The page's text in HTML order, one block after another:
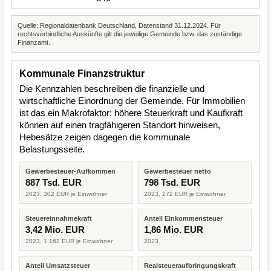
Quelle: Regionaldatenbank Deutschland, Datenstand 31.12.2024. Für
rechtsverbindliche Auskünfte gilt die jeweilige Gemeinde bzw. das zuständige
Finanzamt.
Kommunale Finanzstruktur
Die Kennzahlen beschreiben die finanzielle und
wirtschaftliche Einordnung der Gemeinde. Für Immobilien
ist das ein Makrofaktor: höhere Steuerkraft und Kaufkraft
können auf einen tragfähigeren Standort hinweisen,
Hebesätze zeigen dagegen die kommunale
Belastungsseite.
Gewerbesteuer-Aufkommen
887 Tsd. EUR
2023, 302 EUR je Einwohner
Gewerbesteuer netto
798 Tsd. EUR
2023, 272 EUR je Einwohner
Steuereinnahmekraft
3,42 Mio. EUR
2023, 1.162 EUR je Einwohner
Anteil Einkommensteuer
1,86 Mio. EUR
2023
Anteil Umsatzsteuer Realsteueraufbringungskraft